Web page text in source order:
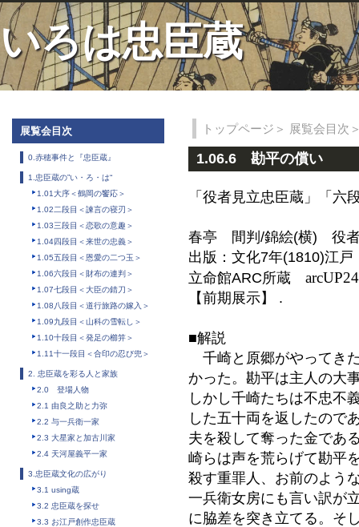
いろは忠臣蔵
展覧会目次
0.赤穂事件と『忠臣蔵』
1.忠臣蔵の”い・ろ・は“
1.01大序＜鶴岡の饗応＞
1.02二段目＜諫言の寝刃＞
1.03三段目＜恋歌の意趣＞
1.04四段目＜来世の忠義＞
1.05五段目＜恩愛の二つ玉＞
1.06六段目＜財布の連判＞
1.07七段目＜大臣の錆刀＞
1.08八段目＜道行旅路の嫁入＞
1.09九段目＜山科の雪転し＞
1.10十段目＜発足の櫛笄＞
1.11十一段目＜合印の忍び兜＞
2. 忠臣蔵を彩る人と家族
2.0 登場人物
2.1 由良之助と力弥
2.2 与一兵衛一家
2.3 大星家と加古川家
2.4 天河屋義平一家
3.忠臣蔵文化の広がり
3.1 using蔵
3.2 忠臣蔵を探せ
3.3 お江戸創作忠臣蔵
トップページ ＞ 展覧会目次
1.06.6 勘平の償い
「役者見立忠臣蔵」「六
春亭 間判/錦絵(横) 役
出版：文化7年(1810)江戸
立命館ARC所蔵
【前期展示】 .
■解説
千崎と原郷がやってき
かった。勘平は主人の大
しかし千崎たちは不忠不
した五十両を返したので
夫を殺して奪った金であ
崎らは声を荒らげて勘平
殺す重罪人、お前のよう
一兵衛女房にも言い訳が
に脇差を突き立てる。そ